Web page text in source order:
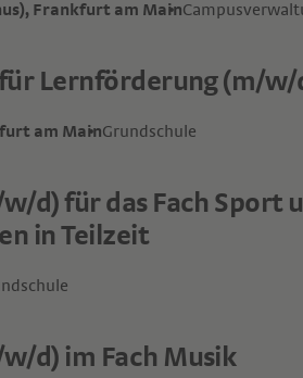
Frankfurt am Main
Lernförderung (m/w/
am MainGrundschule
d) für das Fach Sport
in Teilzeit
d) im Fach Musik